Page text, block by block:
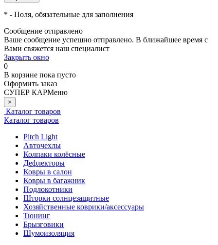
* - Поля, обязательные для заполнения
Сообщение отправлено
Ваше сообщение успешно отправлено. В ближайшее время с
Вами свяжется наш специалист
Закрыть окно
0
В корзине пока пусто
Оформить заказ
СУПЕР КАРМеню
×
Каталог товаров
Каталог товаров
Pitch Light
Авточехлы
Колпаки колёсные
Дефлекторы
Ковры в салон
Ковры в багажник
Подлокотники
Шторки солнцезащитные
Хозяйственные коврики/аксессуары
Тюнинг
Брызговики
Шумоизоляция